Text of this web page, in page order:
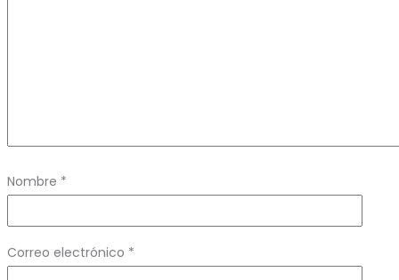
Nombre *
Correo electrónico *